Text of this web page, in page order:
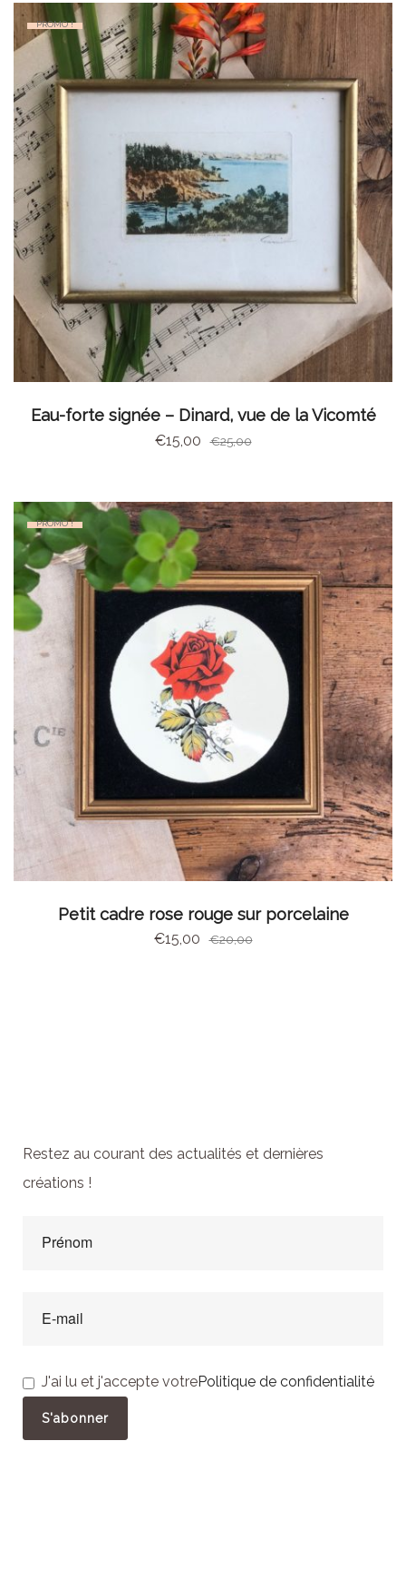
PROMO !
AJOUTER AU PANIER
Eau-forte signée – Dinard, vue de la Vicomté
€25,00
€15,00
PROMO !
AJOUTER AU PANIER
Petit cadre rose rouge sur porcelaine
€20,00
€15,00
Restez au courant des actualités et dernières
créations !
J'ai lu et j'accepte votrePolitique de confidentialité